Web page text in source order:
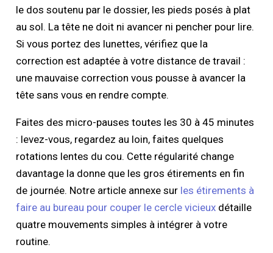
le dos soutenu par le dossier, les pieds posés à plat
au sol. La tête ne doit ni avancer ni pencher pour lire.
Si vous portez des lunettes, vérifiez que la
correction est adaptée à votre distance de travail :
une mauvaise correction vous pousse à avancer la
tête sans vous en rendre compte.
Faites des micro-pauses toutes les 30 à 45 minutes
: levez-vous, regardez au loin, faites quelques
rotations lentes du cou. Cette régularité change
davantage la donne que les gros étirements en fin
de journée. Notre article annexe sur les étirements à
faire au bureau pour couper le cercle vicieux détaille
quatre mouvements simples à intégrer à votre
routine.